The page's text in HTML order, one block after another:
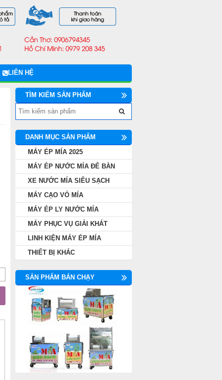
LIÊN HỆ
TÌM KIẾM SẢN PHẨM
DANH MỤC SẢN PHẨM
MÁY ÉP MÍA 2025
MÁY ÉP NƯỚC MÍA ĐỂ BÀN
XE NƯỚC MÍA SIÊU SẠCH
MÁY CẠO VỎ MÍA
MÁY ÉP LY NƯỚC MÍA
MÁY PHỤC VỤ GIẢI KHÁT
LINH KIỆN MÁY ÉP MÍA
THIẾT BỊ KHÁC
SẢN PHẨM BÁN CHẠY